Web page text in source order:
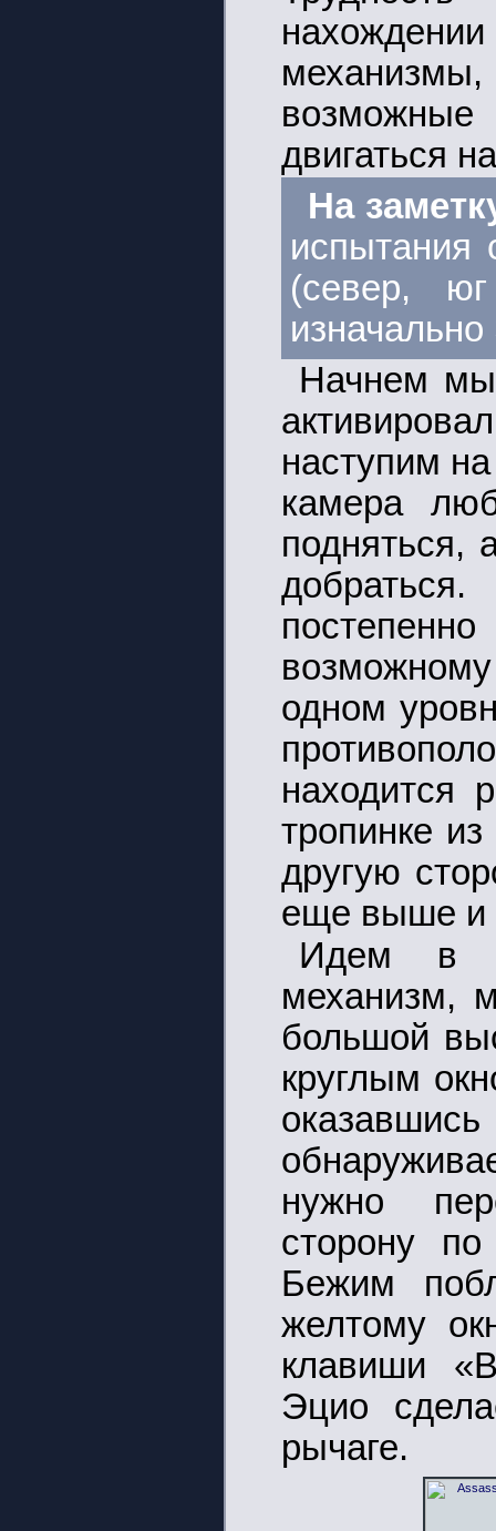
двигаться
На
испытания
(север,
Начнем мы
наступим
камера
подняться,
одном
находится
тропинке
другую
еще выше и
Идем в
механизм,
большой
круглым
нужно
сторону
Бежим
желтому
клавиши
Эцио
рычаге.